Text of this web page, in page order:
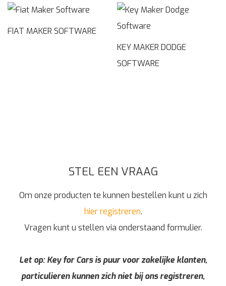
FIAT MAKER SOFTWARE
KEY MAKER DODGE
SOFTWARE
STEL EEN VRAAG
Om onze producten te kunnen bestellen kunt u zich
hier registreren.
Vragen kunt u stellen via onderstaand formulier.
Let op: Key for Cars is puur voor zakelijke klanten,
particulieren kunnen zich niet bij ons registreren,